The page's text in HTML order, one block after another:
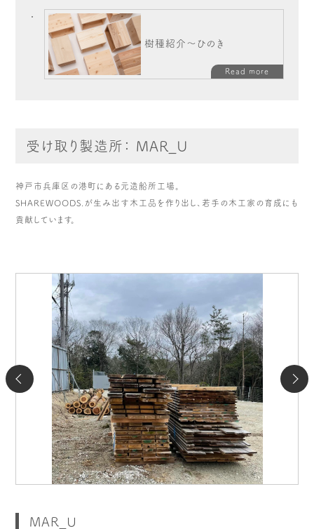
樹種紹介～ひのき
Read more
受け取り製造所： MAR_U
神戸市兵庫区の港町にある元造船所工場。
SHAREWOODS.が生み出す木工品を作り出し、若手の木工家の育成にも
貢献しています。
MAR_U